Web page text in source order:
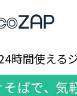
時間使える
ばで、 気